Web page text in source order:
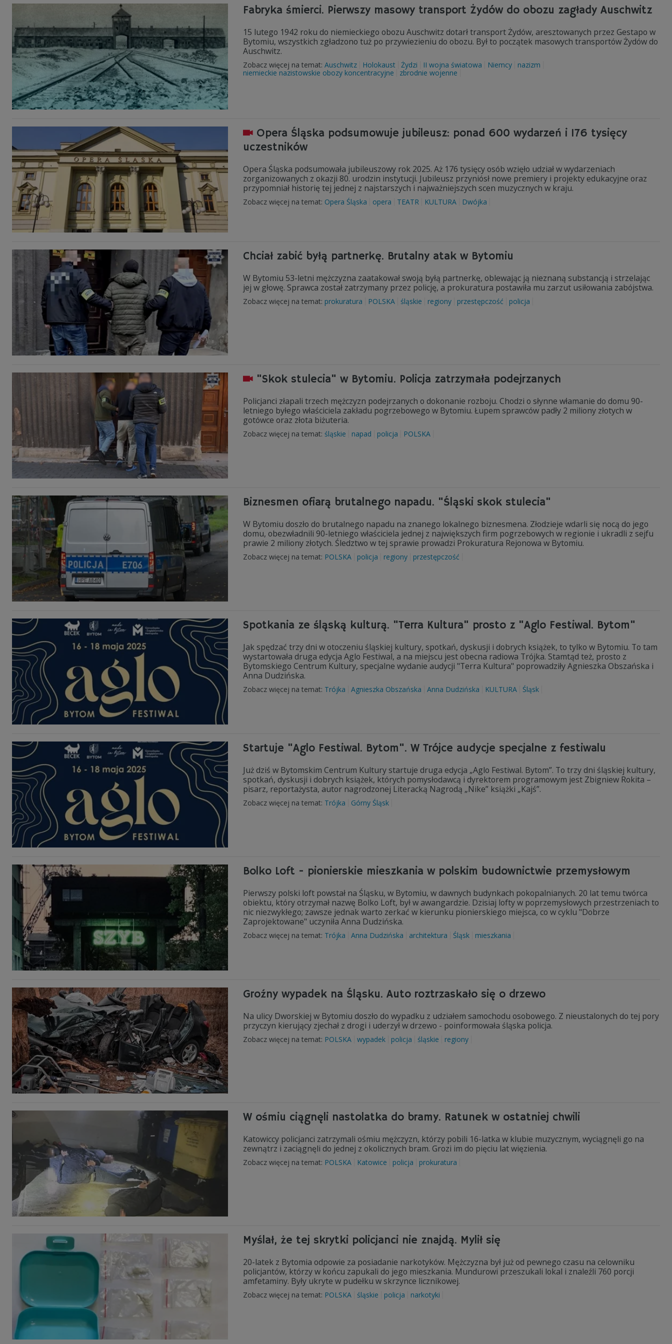
Fabryka śmierci. Pierwszy masowy transport Żydów do obozu zagłady Auschwitz
15 lutego 1942 roku do niemieckiego obozu Auschwitz dotarł transport Żydów, aresztowanych przez Gestapo w
Bytomiu, wszystkich zgładzono tuż po przywiezieniu do obozu. Był to początek masowych transportów Żydów do
Auschwitz.
Zobacz więcej na temat: Auschwitz Holokaust Żydzi II wojna światowa Niemcy
nazizm
niemieckie nazistowskie obozy koncentracyjne
zbrodnie wojenne
Opera Śląska podsumowuje jubileusz: ponad 600 wydarzeń i 176 tysięcy
uczestników
Opera Śląska podsumowała jubileuszowy rok 2025. Aż 176 tysięcy osób wzięło udział w wydarzeniach
zorganizowanych z okazji 80. urodzin instytucji. Jubileusz przyniósł nowe premiery i projekty edukacyjne oraz
przypomniał historię tej jednej z najstarszych i najważniejszych scen muzycznych w kraju.
Zobacz więcej na temat: Opera Śląska opera TEATR KULTURA Dwójka
Chciał zabić byłą partnerkę. Brutalny atak w Bytomiu
W Bytomiu 53-letni mężczyzna zaatakował swoją byłą partnerkę, oblewając ją nieznaną substancją i strzelając
jej w głowę. Sprawca został zatrzymany przez policję, a prokuratura postawiła mu zarzut usiłowania zabójstwa.
Zobacz więcej na temat: prokuratura POLSKA śląskie regiony przestępczość policja
"Skok stulecia" w Bytomiu. Policja zatrzymała podejrzanych
Policjanci złapali trzech mężczyzn podejrzanych o dokonanie rozboju. Chodzi o słynne włamanie do domu 90-
letniego byłego właściciela zakładu pogrzebowego w Bytomiu. Łupem sprawców padły 2 miliony złotych w
gotówce oraz złota biżuteria.
Zobacz więcej na temat: śląskie napad policja POLSKA
Biznesmen ofiarą brutalnego napadu. "Śląski skok stulecia"
W Bytomiu doszło do brutalnego napadu na znanego lokalnego biznesmena. Złodzieje wdarli się nocą do jego
domu, obezwładnili 90-letniego właściciela jednej z największych firm pogrzebowych w regionie i ukradli z sejfu
prawie 2 miliony złotych. Śledztwo w tej sprawie prowadzi Prokuratura Rejonowa w Bytomiu.
Zobacz więcej na temat: POLSKA policja regiony przestępczość
Spotkania ze śląską kulturą. "Terra Kultura" prosto z "Aglo Festiwal. Bytom"
Jak spędzać trzy dni w otoczeniu śląskiej kultury, spotkań, dyskusji i dobrych książek, to tylko w Bytomiu. To tam
wystartowała druga edycja Aglo Festiwal, a na miejscu jest obecna radiowa Trójka. Stamtąd też, prosto z
Bytomskiego Centrum Kultury, specjalne wydanie audycji "Terra Kultura" poprowadziły Agnieszka Obszańska i
Anna Dudzińska.
Zobacz więcej na temat: Trójka Agnieszka Obszańska Anna Dudzińska KULTURA Śląsk
Startuje "Aglo Festiwal. Bytom". W Trójce audycje specjalne z festiwalu
Już dziś w Bytomskim Centrum Kultury startuje druga edycja „Aglo Festiwal. Bytom”. To trzy dni śląskiej kultury,
spotkań, dyskusji i dobrych książek, których pomysłodawcą i dyrektorem programowym jest Zbigniew Rokita –
pisarz, reportażysta, autor nagrodzonej Literacką Nagrodą „Nike” książki „Kajś”.
Zobacz więcej na temat: Trójka Górny Śląsk
Bolko Loft - pionierskie mieszkania w polskim budownictwie przemysłowym
Pierwszy polski loft powstał na Śląsku, w Bytomiu, w dawnych budynkach pokopalnianych. 20 lat temu twórca
obiektu, który otrzymał nazwę Bolko Loft, był w awangardzie. Dzisiaj lofty w poprzemysłowych przestrzeniach to
nic niezwykłego; zawsze jednak warto zerkać w kierunku pionierskiego miejsca, co w cyklu "Dobrze
Zaprojektowane" uczyniła Anna Dudzińska.
Zobacz więcej na temat: Trójka Anna Dudzińska architektura Śląsk mieszkania
Groźny wypadek na Śląsku. Auto roztrzaskało się o drzewo
Na ulicy Dworskiej w Bytomiu doszło do wypadku z udziałem samochodu osobowego. Z nieustalonych do tej pory
przyczyn kierujący zjechał z drogi i uderzył w drzewo - poinformowała śląska policja.
Zobacz więcej na temat: POLSKA wypadek policja śląskie regiony
W ośmiu ciągnęli nastolatka do bramy. Ratunek w ostatniej chwili
Katowiccy policjanci zatrzymali ośmiu mężczyzn, którzy pobili 16-latka w klubie muzycznym, wyciągnęli go na
zewnątrz i zaciągnęli do jednej z okolicznych bram. Grozi im do pięciu lat więzienia.
Zobacz więcej na temat: POLSKA Katowice policja prokuratura
Myślał, że tej skrytki policjanci nie znajdą. Mylił się
20-latek z Bytomia odpowie za posiadanie narkotyków. Mężczyzna był już od pewnego czasu na celowniku
policjantów, którzy w końcu zapukali do jego mieszkania. Mundurowi przeszukali lokal i znaleźli 760 porcji
amfetaminy. Były ukryte w pudełku w skrzynce licznikowej.
Zobacz więcej na temat: POLSKA śląskie policja narkotyki